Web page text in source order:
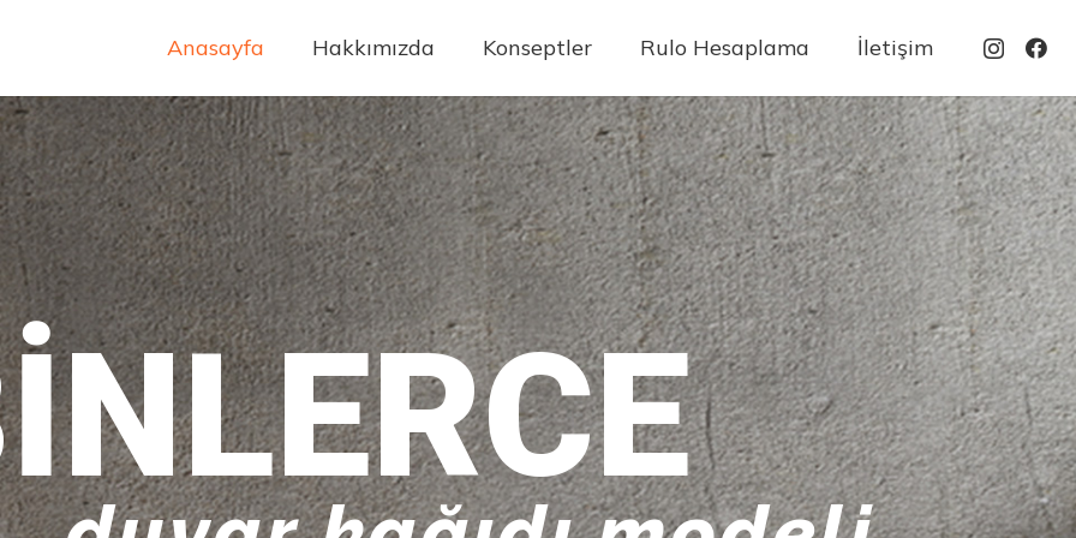
Anasayfa Hakkımızda Konseptler Rulo Hesaplama İletişim